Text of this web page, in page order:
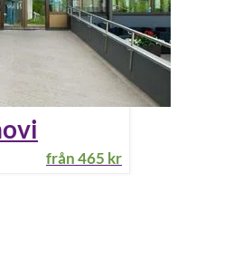
från465 kr